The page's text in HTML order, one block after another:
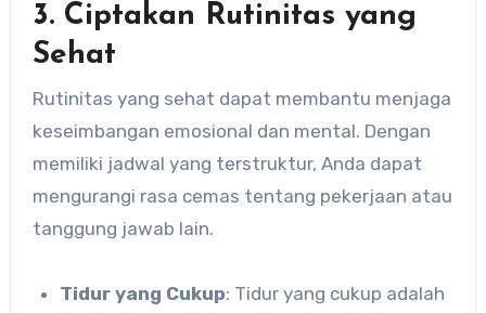
3. Ciptakan Rutinitas yang
Sehat
Rutinitas yang sehat dapat membantu menjaga
keseimbangan emosional dan mental. Dengan
memiliki jadwal yang terstruktur, Anda dapat
mengurangi rasa cemas tentang pekerjaan atau
tanggung jawab lain.
Tidur yang Cukup: Tidur yang cukup adalah